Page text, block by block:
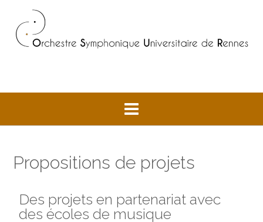
Propositions de projets
Des projets en partenariat avec
des écoles de musique